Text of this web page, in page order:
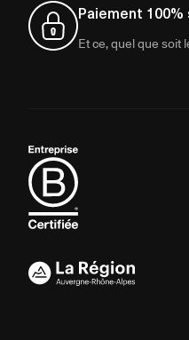
Paiement
Et ce, quel que soit